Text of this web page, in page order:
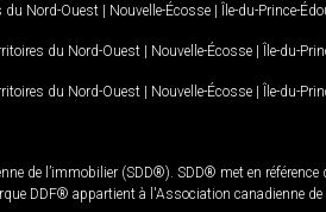
du Nord-Ouest | Nouvelle-Écosse | Île-du-Prince-
du Nord-Ouest | Nouvelle-Écosse | Île-du-
du Nord-Ouest | Nouvelle-Écosse | Île-du-
de l’immobilier (SDD®). SDD® met en
DDF® appartient à l'Association canadienne de